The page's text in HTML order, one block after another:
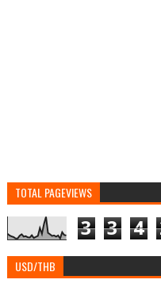
TOTAL PAGEVIEWS
3 3 4
USD/THB